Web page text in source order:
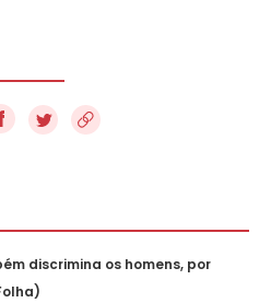
discrimina os homens, por